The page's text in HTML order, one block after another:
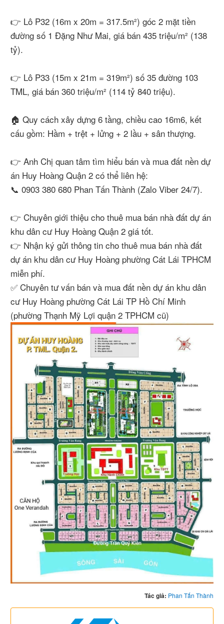
👉 Lô P32 (16m x 20m = 317.5m²) góc 2 mặt tiền
đường số 1 Đặng Như Mai, giá bán 435 triệu/m² (138
tỷ).
👉 Lô P33 (15m x 21m = 319m²) số 35 đường 103
TML, giá bán 360 triệu/m² (114 tỷ 840 triệu).
🏠 Quy cách xây dựng 6 tầng, chiều cao 16m6, kết
cấu gồm: Hầm + trệt + lửng + 2 lầu + sân thượng.
👉 Anh Chị quan tâm tìm hiểu bán và mua đất nền dự
án Huy Hoàng Quận 2 có thể liên hệ:
📞 0903 380 680 Phan Tấn Thành (Zalo Viber 24/7).
👉 Chuyên giới thiệu cho thuê mua bán nhà đất dự án
khu dân cư Huy Hoàng Quận 2 giá tốt.
👉 Nhận ký gửi thông tin cho thuê mua bán nhà đất
dự án khu dân cư Huy Hoàng phường Cát Lái TPHCM
miễn phí.
✅ Chuyên tư vấn bán và mua đất nền dự án khu dân
cư Huy Hoàng phường Cát Lái TP Hồ Chí Minh
(phường Thạnh Mỹ Lợi quận 2 TPHCM cũ)
Tác giả: Phan Tấn Thành